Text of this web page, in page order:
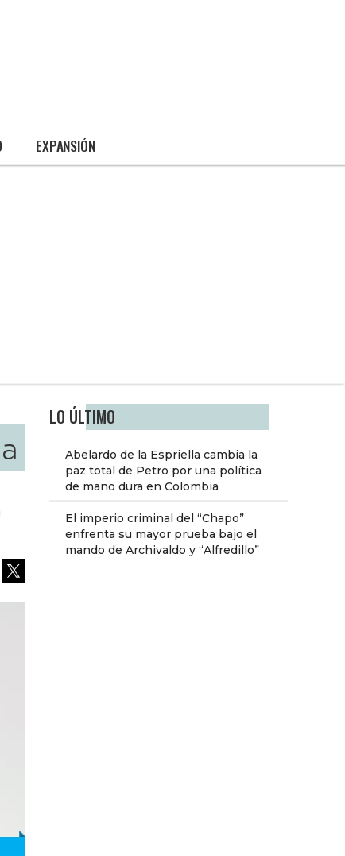
EXPANSIÓN
LO ÚLTIMO
Abelardo de la Espriella cambia la
paz total de Petro por una política
de mano dura en Colombia
El imperio criminal del “Chapo”
enfrenta su mayor prueba bajo el
mando de Archivaldo y “Alfredillo”